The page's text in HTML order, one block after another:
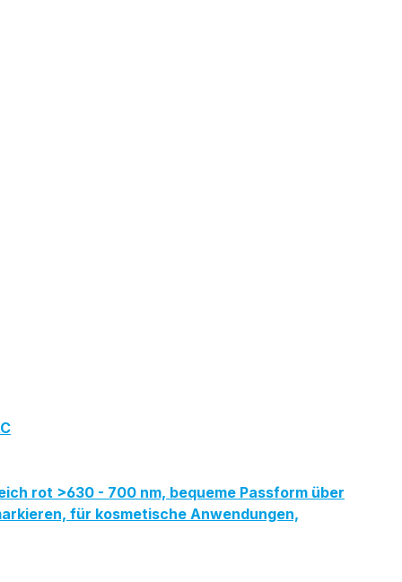
rot >630 - 700 nm, bequeme Passform über
für kosmetische Anwendungen,